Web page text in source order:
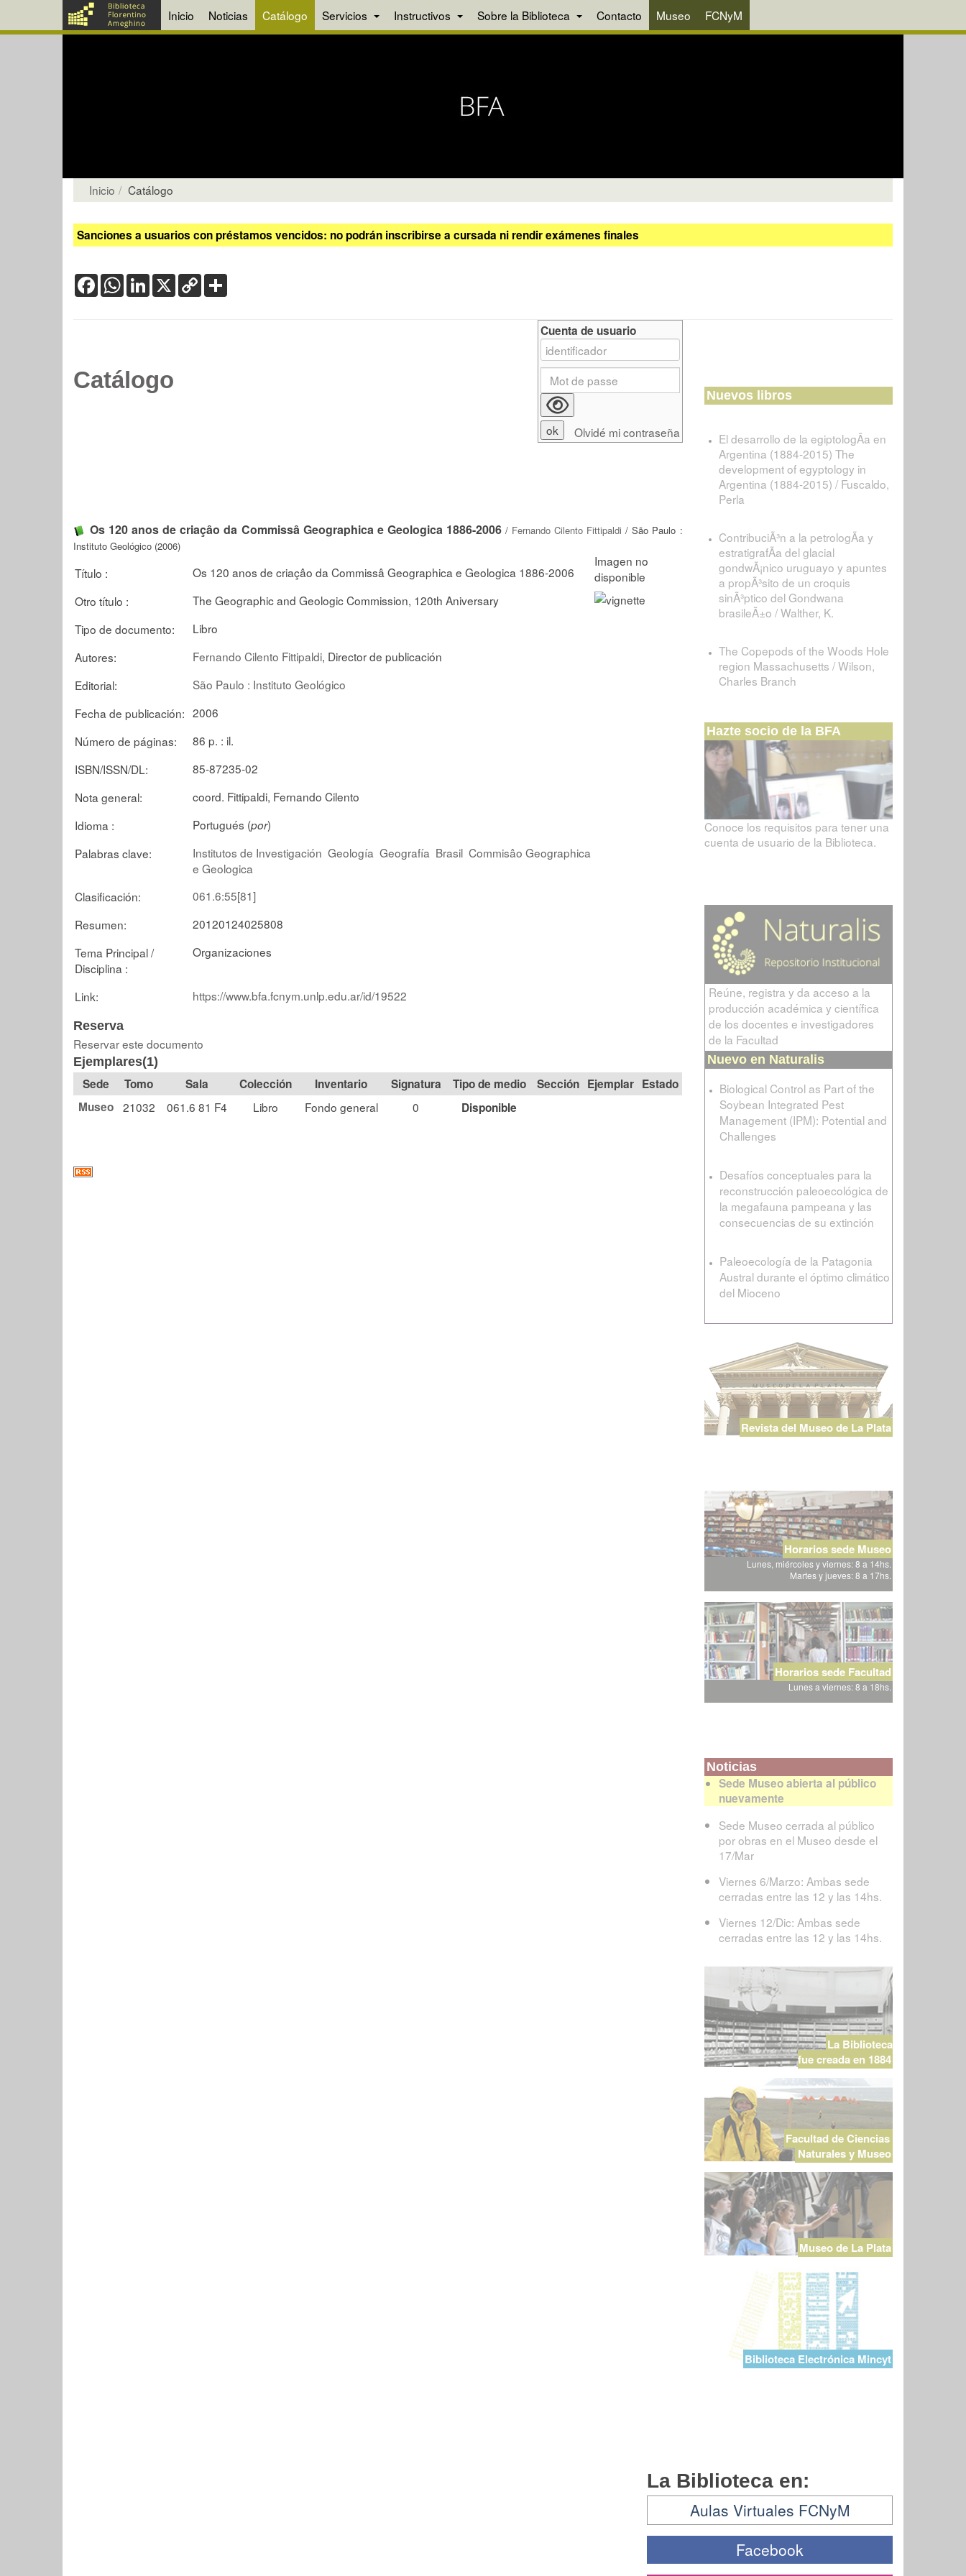
Inicio Noticias Catálogo Servicios Instructivos Sobre la Biblioteca Contacto Museo FCNyM
Inicio Catálogo
Sanciones a usuarios con préstamos vencidos: no podrán inscribirse a cursada ni rendir exámenes finales
FacebookWhatsApp
LinkedIn
X Copy
Link
Catálogo
Os 120 anos de criaçâo da Commissâ Geographica e Geologica 1886-2006/ Fernando Cilento Fittipaldi / São Paulo :
Instituto Geológico (2006)
Título :
Os 120 anos de criaçâo da Commissâ Geographica e Geologica 1886-2006
Otro título :
The Geographic and Geologic Commission, 120th Aniversary
Tipo de documento:
Libro
Autores:
Fernando Cilento Fittipaldi, Director de publicación
Editorial:
São Paulo : Instituto Geológico
Fecha de publicación: 2006
Número de páginas:
86 p. : il.
ISBN/ISSN/DL:
85-87235-02
Nota general:
coord. Fittipaldi, Fernando Cilento
Idioma :
Portugués (por)
Palabras clave:
Institutos de Investigación Geología Geografía Brasil Commisâo Geographica
e Geologica
Clasificación:
061.6:55[81]
Resumen:
20120124025808
Tema Principal /
Disciplina :
Organizaciones
Link: https://www.bfa.fcnym.unlp.edu.ar/id/19522
Reserva
Reservar este documento
Ejemplares(1)
Tomo Sala Colección Signatura Tipo de medio Sección
Estado
Museo
21032 061.6 81 F4 Libro Fondo general 0 Disponible
Cuenta de usuario
Olvidé mi contraseña
Nuevos libros
El desarrollo de la egiptologÃ­a en
Argentina (1884-2015) The
development of egyptology in
Argentina (1884-2015) / Fuscaldo,
Perla
ContribuciÃ³n a la petrologÃ­a y
estratigrafÃ­a del glacial
gondwÃ¡nico uruguayo y apuntes
a propÃ³sito de un croquis
sinÃ³ptico del Gondwana
brasileÃ±o / Walther, K.
The Copepods of the Woods Hole
region Massachusetts / Wilson,
Charles Branch
Hazte socio de la BFA
Conoce los requisitos para tener una
cuenta de usuario de la Biblioteca.
Reúne, registra y da acceso a la
producción académica y científica
de los docentes e investigadores
de la Facultad
Nuevo en Naturalis
Biological Control as Part of the
Soybean Integrated Pest
Management (IPM): Potential and
Challenges
Desafíos conceptuales para la
reconstrucción paleoecológica de
la megafauna pampeana y las
consecuencias de su extinción
Paleoecología de la Patagonia
Austral durante el óptimo climático
del Mioceno
Revista del Museo de La Plata
Horarios sede Museo
Lunes, miércoles y viernes: 8 a 14hs.
Martes y jueves: 8 a 17hs.
Horarios sede Facultad
Lunes a viernes: 8 a 18hs.
Noticias
Sede Museo abierta al público
nuevamente
Sede Museo cerrada al público
por obras en el Museo desde el
17/Mar
Viernes 6/Marzo: Ambas sede
cerradas entre las 12 y las 14hs.
Viernes 12/Dic: Ambas sede
cerradas entre las 12 y las 14hs.
La Biblioteca
fue creada en 1884
Facultad de Ciencias
Naturales y Museo
Museo de La Plata
Biblioteca Electrónica Mincyt
La Biblioteca en:
Aulas Virtuales FCNyM
Facebook